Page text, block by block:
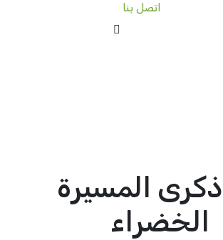
اتصل بنا
المسيرة
الخضراء